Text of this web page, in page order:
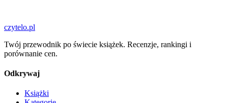
czytelo.pl
Twój przewodnik po świecie książek. Recenzje, rankingi i
porównanie cen.
Odkrywaj
Książki